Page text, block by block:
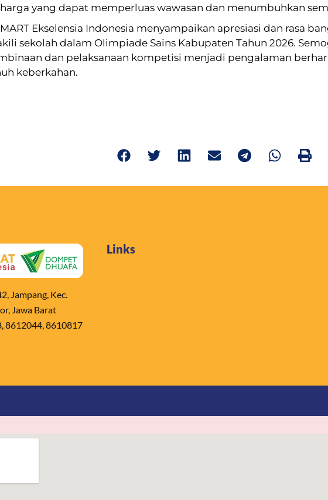
yang dapat memperluas wawasan dan menumbuhkan
Ekselensia Indonesia menyampaikan apresiasi dan rasa
sekolah dalam Olimpiade Sains Kabupaten Tahun 2026.
dan pelaksanaan kompetisi menjadi pengalaman
keberkahan.
Jampang, Kec.
Jawa Barat
8612044, 8610817
Links